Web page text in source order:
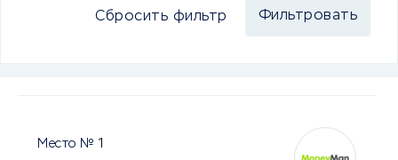
Сбросить фильтр
1